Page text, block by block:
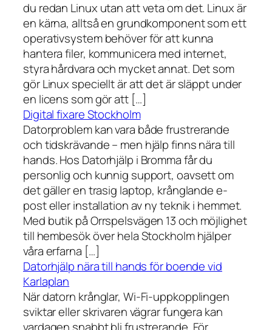
du redan Linux utan att veta om det. Linux är
en kärna, alltså en grundkomponent som ett
operativsystem behöver för att kunna
hantera filer, kommunicera med internet,
styra hårdvara och mycket annat. Det som
gör Linux speciellt är att det är släppt under
en licens som gör att […]
Digital fixare Stockholm
Datorproblem kan vara både frustrerande
och tidskrävande – men hjälp finns nära till
hands. Hos Datorhjälp i Bromma får du
personlig och kunnig support, oavsett om
det gäller en trasig laptop, krånglande e-
post eller installation av ny teknik i hemmet.
Med butik på Orrspelsvägen 13 och möjlighet
till hembesök över hela Stockholm hjälper
våra erfarna […]
Datorhjälp nära till hands för boende vid
Karlaplan
När datorn krånglar, Wi-Fi-uppkopplingen
sviktar eller skrivaren vägrar fungera kan